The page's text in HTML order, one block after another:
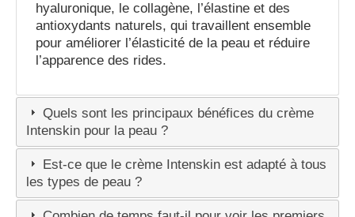
hyaluronique, le collagène, l’élastine et des
antioxydants naturels, qui travaillent ensemble
pour améliorer l’élasticité de la peau et réduire
l’apparence des rides.
Quels sont les principaux bénéfices du crème
Intenskin pour la peau ?
Est-ce que le crème Intenskin est adapté à tous
les types de peau ?